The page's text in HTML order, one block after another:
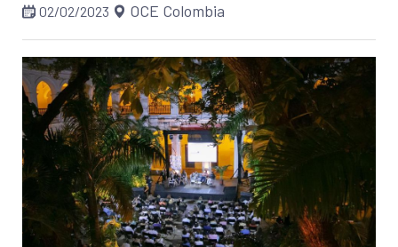
02/02/2023 OCE Colombia